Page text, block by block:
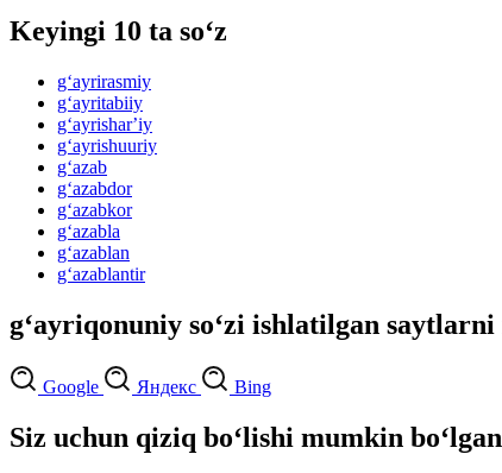
Keyingi 10 ta so‘z
g‘ayrirasmiy
g‘ayritabiiy
g‘ayrisharʼiy
g‘ayrishuuriy
g‘azab
g‘azabdor
g‘azabkor
g‘azabla
g‘azablan
g‘azablantir
g‘ayriqonuniy so‘zi ishlatilgan
Google Яндекс Bing
Siz uchun qiziq bo‘lishi mumkin